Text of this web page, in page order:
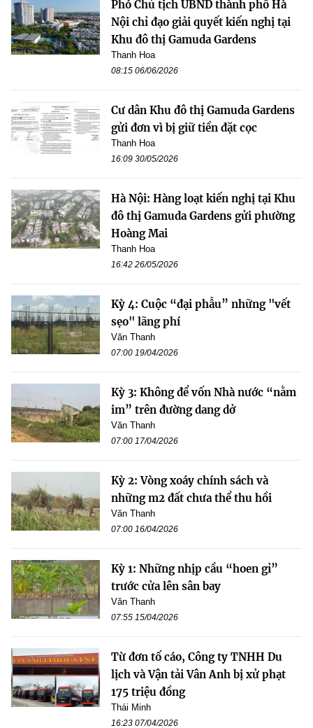
Phó Chủ tịch UBND thành phố Hà
Nội chỉ đạo giải quyết kiến nghị tại
Khu đô thị Gamuda Gardens
Thanh Hoa
08:15 06/06/2026
Cư dân Khu đô thị Gamuda Gardens
gửi đơn vì bị giữ tiền đặt cọc
Thanh Hoa
16:09 30/05/2026
Hà Nội: Hàng loạt kiến nghị tại Khu
đô thị Gamuda Gardens gửi phường
Hoàng Mai
Thanh Hoa
16:42 26/05/2026
Kỳ 4: Cuộc “đại phẫu” những "vết
sẹo" lãng phí
Văn Thanh
07:00 19/04/2026
Kỳ 3: Không để vốn Nhà nước “nằm
im” trên đường dang dở
Văn Thanh
07:00 17/04/2026
Kỳ 2: Vòng xoáy chính sách và
những m2 đất chưa thể thu hồi
Văn Thanh
07:00 16/04/2026
Kỳ 1: Những nhịp cầu “hoen gỉ”
trước cửa lên sân bay
Văn Thanh
07:55 15/04/2026
Từ đơn tố cáo, Công ty TNHH Du
lịch và Vận tải Vân Anh bị xử phạt
175 triệu đồng
Thái Minh
16:23 07/04/2026